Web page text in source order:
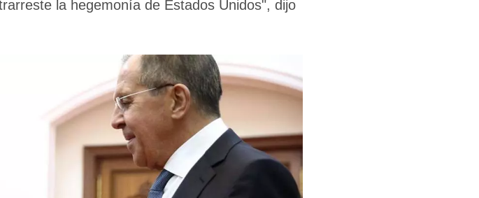
la hegemonía de Estados Unidos", dijo